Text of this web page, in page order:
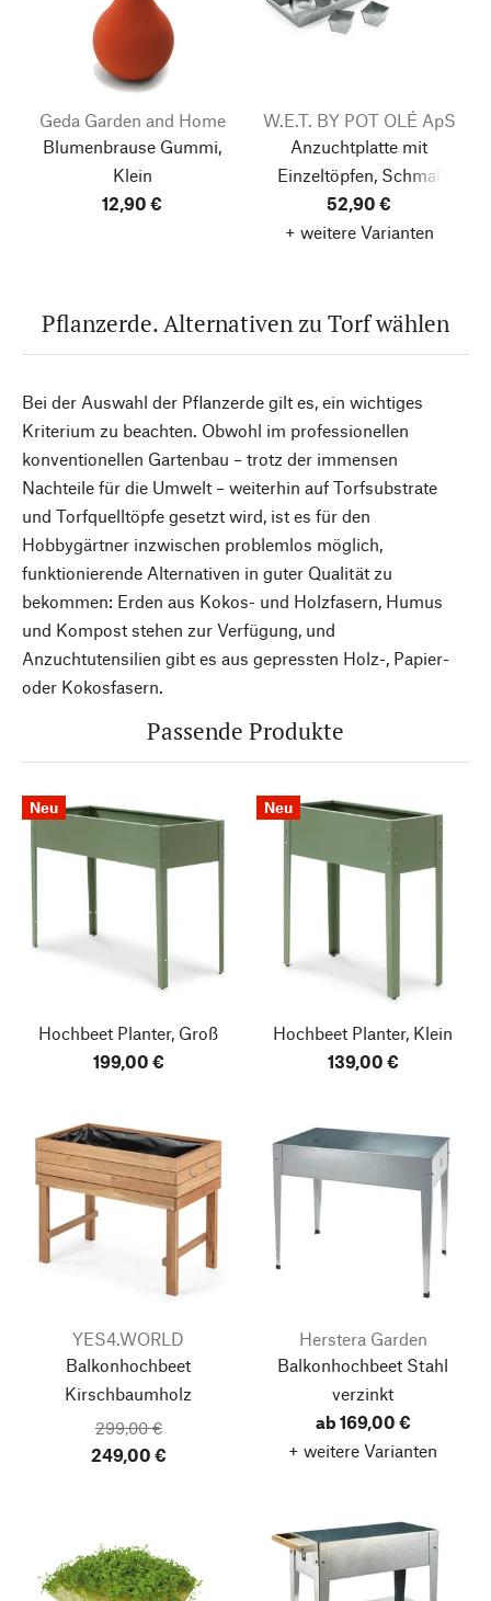
Geda Garden and Home
Blumenbrause Gummi,
Klein
12,90 €
W.E.T. BY POT OLÉ ApS
Anzuchtplatte mit
Einzeltöpfen, Schmal
52,90 €
+ weitere Varianten
Pflanzerde. Alternativen zu Torf wählen
Bei der Auswahl der Pflanzerde gilt es, ein wichtiges
Kriterium zu beachten. Obwohl im professionellen
konventionellen Gartenbau – trotz der immensen
Nachteile für die Umwelt – weiterhin auf Torfsubstrate
und Torfquelltöpfe gesetzt wird, ist es für den
Hobbygärtner inzwischen problemlos möglich,
funktionierende Alternativen in guter Qualität zu
bekommen: Erden aus Kokos- und Holzfasern, Humus
und Kompost stehen zur Verfügung, und
Anzuchtutensilien gibt es aus gepressten Holz-, Papier-
oder Kokosfasern.
Passende Produkte
Neu
Hochbeet Planter, Groß
199,00 €
Neu
Hochbeet Planter, Klein
139,00 €
YES4.WORLD
Balkonhochbeet
Kirschbaumholz
299,00 €
249,00 €
Herstera Garden
Balkonhochbeet Stahl
verzinkt
ab 169,00 €
+ weitere Varianten